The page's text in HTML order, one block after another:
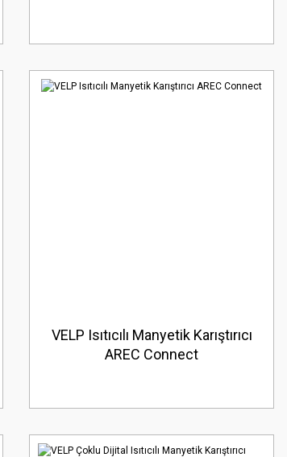
VELP Isıtıcılı Manyetik Karıştırıcı
AREC Connect